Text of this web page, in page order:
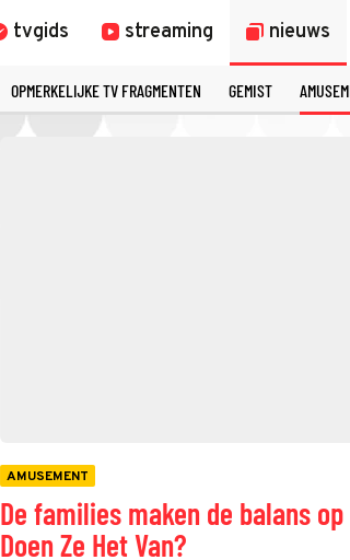
tvgids streaming nieuws
OPMERKELIJKE TV FRAGMENTEN GEMIST
AMUSEMENT
De families maken de balans
Doen Ze Het Van?